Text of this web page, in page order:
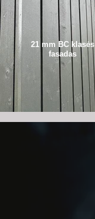
21 mm BC klasės
fasadas